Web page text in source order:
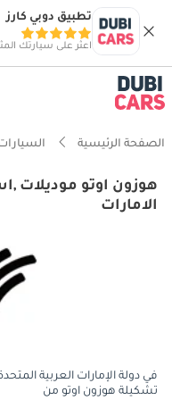
تطبيق دوبي كارز
اعثر على سيارتك
الصفحة الرئيسية
هوزون اوتو موديلات
الامارات
تشكيلة هوزون اوتو من